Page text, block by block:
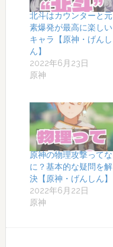
北斗はカウンターと元
素爆発が最高に楽しい
キャラ【原神・げんし
ん】
2022年6月23日
原神
原神の物理攻撃ってな
に？基本的な疑問を解
決【原神・げんしん】
2022年6月22日
原神